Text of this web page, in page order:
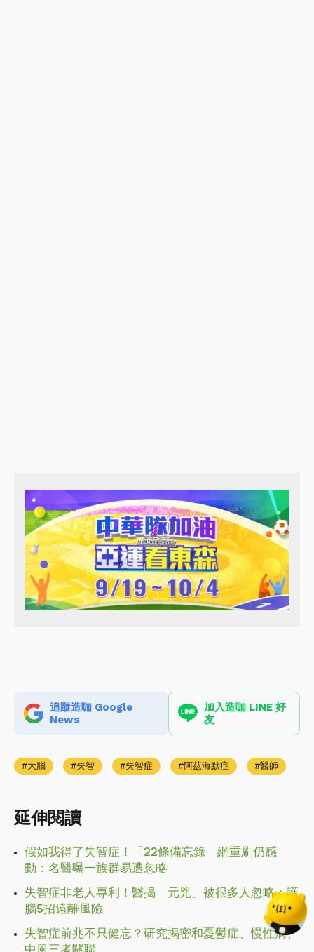
追蹤造咖 Google
News
加入造咖 LINE 好
友
大腦 失智 失智症 阿茲海默症 醫師
延伸閱讀
假如我得了失智症！「22條備忘錄」網重刷仍感
動：名醫曝一族群易遭忽略
失智症非老人專利！醫揭「元兇」被很多人忽略：護
腦5招遠離風險
失智症前兆不只健忘？研究揭密和憂鬱症、慢性病、